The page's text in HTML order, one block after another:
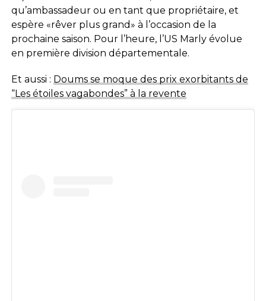
qu’ambassadeur ou en tant que propriétaire, et
espère «rêver plus grand» à l’occasion de la
prochaine saison. Pour l’heure, l’US Marly évolue
en première division départementale.
Et aussi : Doums se moque des prix exorbitants de
“Les étoiles vagabondes” à la revente